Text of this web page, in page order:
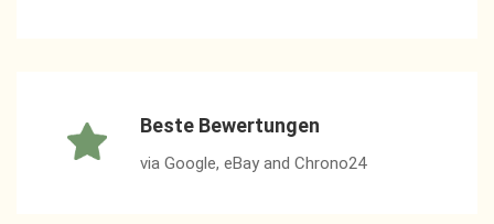
Beste Bewertungen
via Google, eBay and Chrono24